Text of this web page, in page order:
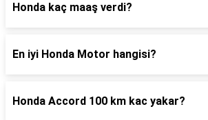
Honda kaç maaş verdi?
En iyi Honda Motor hangisi?
Honda Accord 100 km kac yakar?